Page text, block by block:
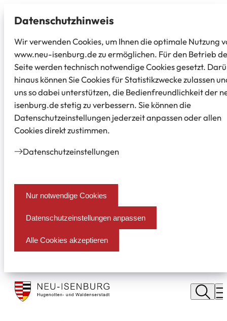
Datenschutz­hinweis
Wir verwenden Cookies, um Ihnen die optimale Nutzung
www.neu-isenburg.de zu ermöglichen. Für den Betrieb
Seite werden technisch notwendige Cookies gesetzt.
hinaus können Sie Cookies für Statistikzwecke zulassen
uns so dabei unterstützen, die Bedienfreundlichkeit der
isenburg.de stetig zu verbessern. Sie können die
Datenschutzeinstellungen jederzeit anpassen oder allen
Cookies direkt zustimmen.
Datenschutz­einstellungen
Nur notwendige Cookies
Datenschutzeinstellungen anpassen
Alle Cookies akzeptieren
Stadt
Neu
Isenburg